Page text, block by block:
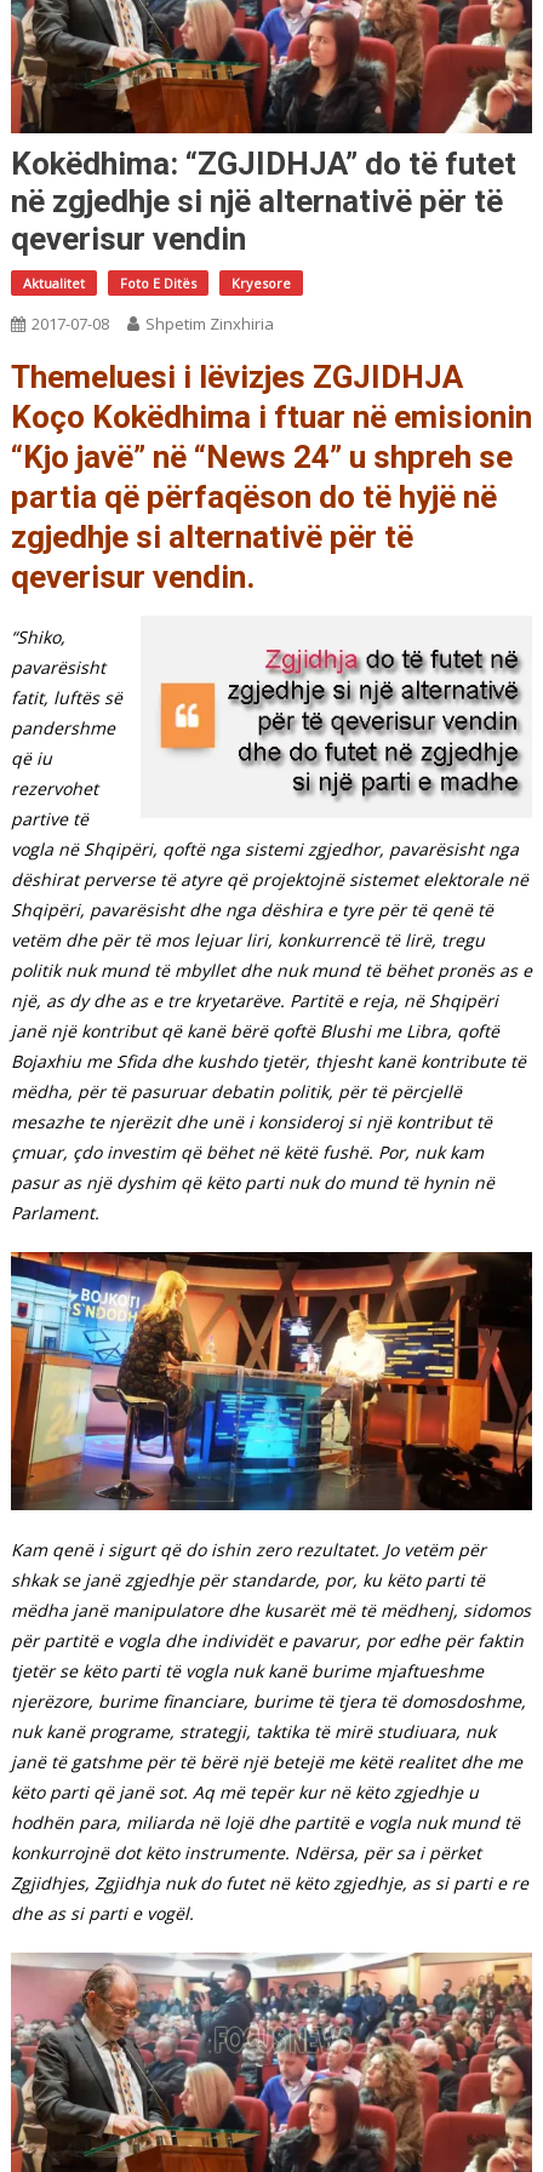
Kokëdhima: “ZGJIDHJA” do të futet
në zgjedhje si një alternativë për të
qeverisur vendin
Aktualitet Foto E Ditës Kryesore
2017-07-08 Shpetim Zinxhiria
Themeluesi i lëvizjes ZGJIDHJA
Koço Kokëdhima i ftuar në emisionin
“Kjo javë” në “News 24” u shpreh se
partia që përfaqëson do të hyjë në
zgjedhje si alternativë për të
qeverisur vendin.
“Shiko,
pavarësisht
fatit, luftës së
pandershme
që iu
rezervohet
partive të
vogla në Shqipëri, qoftë nga sistemi zgjedhor, pavarësisht nga
dëshirat perverse të atyre që projektojnë sistemet elektorale në
Shqipëri, pavarësisht dhe nga dëshira e tyre për të qenë të
vetëm dhe për të mos lejuar liri, konkurrencë të lirë, tregu
politik nuk mund të mbyllet dhe nuk mund të bëhet pronës as e
një, as dy dhe as e tre kryetarëve. Partitë e reja, në Shqipëri
janë një kontribut që kanë bërë qoftë Blushi me Libra, qoftë
Bojaxhiu me Sfida dhe kushdo tjetër, thjesht kanë kontribute të
mëdha, për të pasuruar debatin politik, për të përcjellë
mesazhe te njerëzit dhe unë i konsideroj si një kontribut të
çmuar, çdo investim që bëhet në këtë fushë. Por, nuk kam
pasur as një dyshim që këto parti nuk do mund të hynin në
Parlament.
Kam qenë i sigurt që do ishin zero rezultatet. Jo vetëm për
shkak se janë zgjedhje për standarde, por, ku këto parti të
mëdha janë manipulatore dhe kusarët më të mëdhenj, sidomos
për partitë e vogla dhe individët e pavarur, por edhe për faktin
tjetër se këto parti të vogla nuk kanë burime mjaftueshme
njerëzore, burime financiare, burime të tjera të domosdoshme,
nuk kanë programe, strategji, taktika të mirë studiuara, nuk
janë të gatshme për të bërë një betejë me këtë realitet dhe me
këto parti që janë sot. Aq më tepër kur në këto zgjedhje u
hodhën para, miliarda në lojë dhe partitë e vogla nuk mund të
konkurrojnë dot këto instrumente. Ndërsa, për sa i përket
Zgjidhjes, Zgjidhja nuk do futet në këto zgjedhje, as si parti e re
dhe as si parti e vogël.